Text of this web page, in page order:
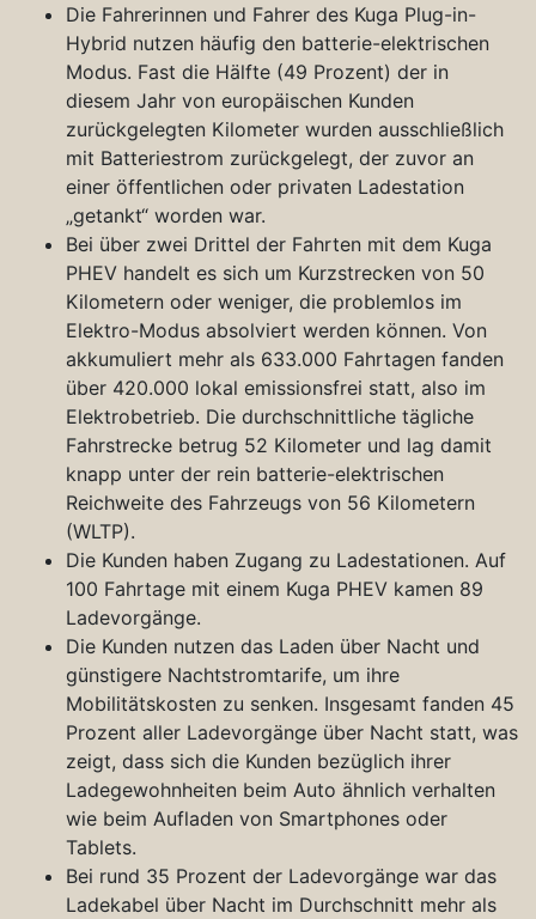
Die Fahrerinnen und Fahrer des Kuga Plug-in-
Hybrid nutzen häufig den batterie-elektrischen
Modus. Fast die Hälfte (49 Prozent) der in
diesem Jahr von europäischen Kunden
zurückgelegten Kilometer wurden ausschließlich
mit Batteriestrom zurückgelegt, der zuvor an
einer öffentlichen oder privaten Ladestation
„getankt“ worden war.
Bei über zwei Drittel der Fahrten mit dem Kuga
PHEV handelt es sich um Kurzstrecken von 50
Kilometern oder weniger, die problemlos im
Elektro-Modus absolviert werden können. Von
akkumuliert mehr als 633.000 Fahrtagen fanden
über 420.000 lokal emissionsfrei statt, also im
Elektrobetrieb. Die durchschnittliche tägliche
Fahrstrecke betrug 52 Kilometer und lag damit
knapp unter der rein batterie-elektrischen
Reichweite des Fahrzeugs von 56 Kilometern
(WLTP).
Die Kunden haben Zugang zu Ladestationen. Auf
100 Fahrtage mit einem Kuga PHEV kamen 89
Ladevorgänge.
Die Kunden nutzen das Laden über Nacht und
günstigere Nachtstromtarife, um ihre
Mobilitätskosten zu senken. Insgesamt fanden 45
Prozent aller Ladevorgänge über Nacht statt, was
zeigt, dass sich die Kunden bezüglich ihrer
Ladegewohnheiten beim Auto ähnlich verhalten
wie beim Aufladen von Smartphones oder
Tablets.
Bei rund 35 Prozent der Ladevorgänge war das
Ladekabel über Nacht im Durchschnitt mehr als